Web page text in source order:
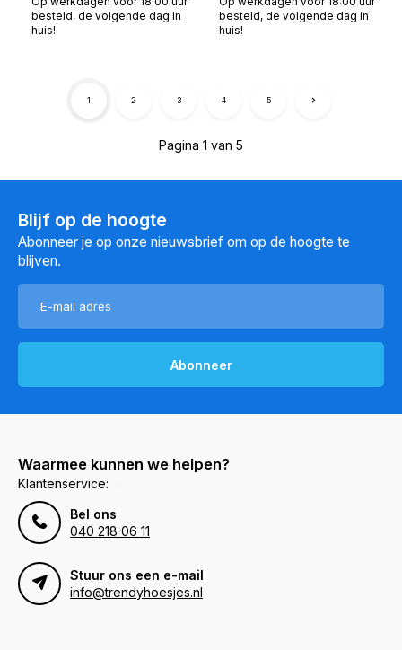
besteld, de volgende dag in
huis!
besteld, de volgende dag in
huis!
Pagina 1 van 5
1 2 3 4 5
Blijf op de hoogte
Abonneer je op onze nieuwsbrief om op de hoogte te
blijven.
Abonneer
Waarmee kunnen we helpen?
Klantenservice:
Bel ons
040 218 06 11
Stuur ons een e-mail
info@trendyhoesjes.nl